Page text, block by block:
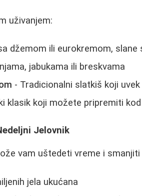
uživanjem:
džemom ili eurokremom, slane
jabukama ili breskvama
- Tradicionalni slatkiš koji uvek
klasik koji možete pripremiti
Jelovnik
vam uštedeti vreme i
jela ukućana